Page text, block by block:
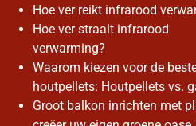
Hoe ver reikt infrarood
Hoe ver straalt infrarood
verwarming?
Waarom kiezen voor de
houtpellets: Houtpellets vs.
Groot balkon inrichten met